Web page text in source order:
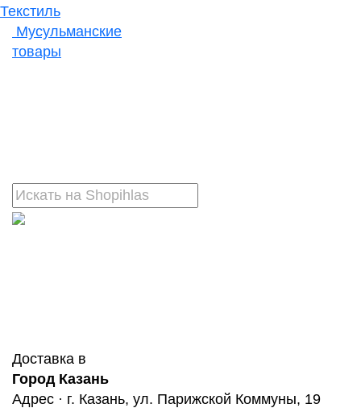
Текстиль
Мусульманские
товары
Доставка в
Город Казань
Адрес · г. Казань, ул. Парижской Коммуны, 19